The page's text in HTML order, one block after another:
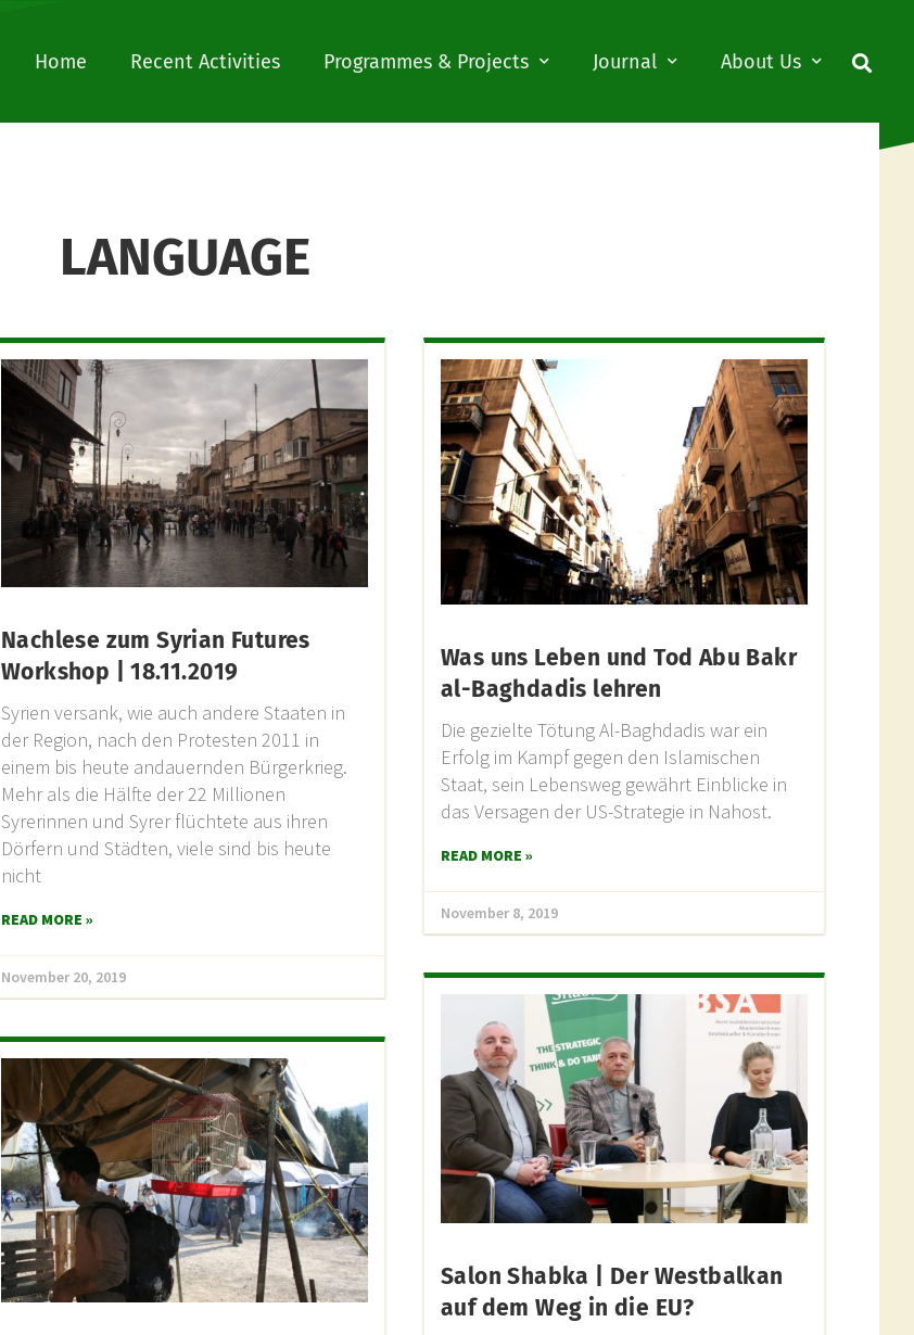
Home Recent Activities Programmes & Projects Journal About Us
LANGUAGE
Nachlese zum Syrian Futures
Workshop | 18.11.2019
Syrien versank, wie auch andere Staaten in
der Region, nach den Protesten 2011 in
einem bis heute andauernden Bürgerkrieg.
Mehr als die Hälfte der 22 Millionen
Syrerinnen und Syrer flüchtete aus ihren
Dörfern und Städten, viele sind bis heute
nicht
READ MORE »
November 20, 2019
Was uns Leben und Tod Abu Bakr
al-Baghdadis lehren
Die gezielte Tötung Al-Baghdadis war ein
Erfolg im Kampf gegen den Islamischen
Staat, sein Lebensweg gewährt Einblicke in
das Versagen der US-Strategie in Nahost.
READ MORE »
November 8, 2019
Salon Shabka | Der Westbalkan
auf dem Weg in die EU?